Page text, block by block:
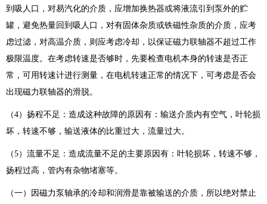
到吸人口，对易汽化的介质，应增加换热器或将液流引到泵外的贮
罐，避免热量回到吸人口，对有固体杂质或铁磁性杂质的介质，应考
虑过滤，对高温介质，则应考虑冷却，以保证磁力联轴器不超过工作
极限温度。在考虑转速是否够时，先要检查电机本身的转速是否正
常，可用转速计进行测量，在电机转速正常的情况下，可考虑是否会
出现磁力联轴器的滑脱。
（4）扬程不足：造成这种故障的原因有：输送介质内有空气，叶轮损
坏，转速不够，输送液体的比重过大，流量过大。
（5）流量不足：造成流量不足的主要原因有：叶轮损坏，转速不够，
扬程过高，管内有杂物堵塞等。
（一）因磁力泵轴承的冷却和润滑是靠被输送的介质，所以绝对禁止